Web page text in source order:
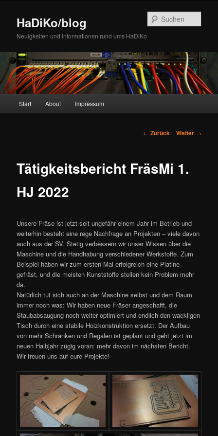
wechselnHaDiKo/blog
Neuigkeiten und Informationen rund ums HaDiKo
Start About Impressum
Beitrags-
← Zurück Weiter →
Tätigkeitsbericht FräsMi 1.
HJ 2022
Unsere Fräse ist jetzt seit ungefähr einem Jahr im Betrieb und
weiterhin besteht eine rege Nachfrage an Projekten – viele davon
auch aus der SV. Stetig verbessern wir unser Wissen über die
Maschine und die Handhabung verschiedener Werkstoffe. Zum
Beispiel haben wir zum ersten Mal erfolgreich eine Platine
gefräst, und die meisten Kunststoffe stellen kein Problem mehr
da.
Natürlich tut sich auch an der Maschine selbst und dem Raum
immer noch was: Wir haben neue Fräser angeschafft, die
Staubabsaugung noch weiter optimiert und endlich den wackligen
Tisch durch eine stabile Holzkonstruktion ersetzt. Der Aufbau
von mehr Schränken und Regalen ist geplant und geht jetzt im
neuen Halbjahr zügig voran: mehr davon im nächsten Bericht.
Wir freuen uns auf eure Projekte!